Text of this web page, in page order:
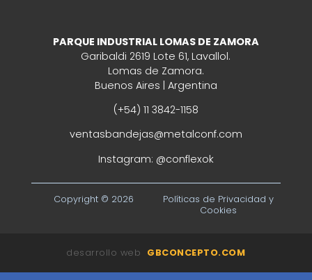
PARQUE INDUSTRIAL LOMAS DE ZAMORA
Garibaldi 2619 Lote 61, Lavallol.
Lomas de Zamora.
Buenos Aires | Argentina
(+54) 11 3842-1158
ventasbandejas@metalconf.com
Instagram: @conflexok
Copyright © 2026
Políticas de Privacidad y
Cookies
desarrollo web GBCONCEPTO.COM